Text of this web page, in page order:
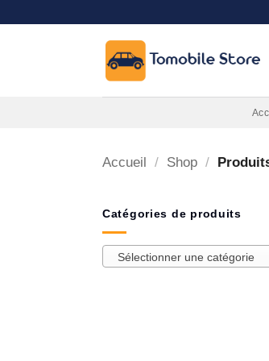
au
Accueil / Shop /
Catégories de produits
Sélectionner une catégorie